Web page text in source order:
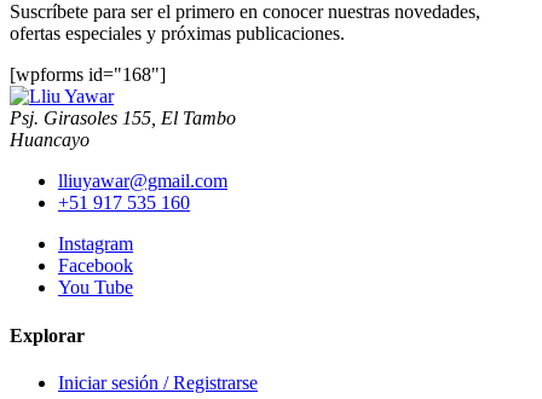
Suscríbete para ser el primero en conocer nuestras novedades,
ofertas especiales y próximas publicaciones.
[wpforms id="168"]
Psj. Girasoles 155, El Tambo
Huancayo
lliuyawar@gmail.com
+51 917 535 160
Instagram
Facebook
You Tube
Explorar
Iniciar sesión / Registrarse